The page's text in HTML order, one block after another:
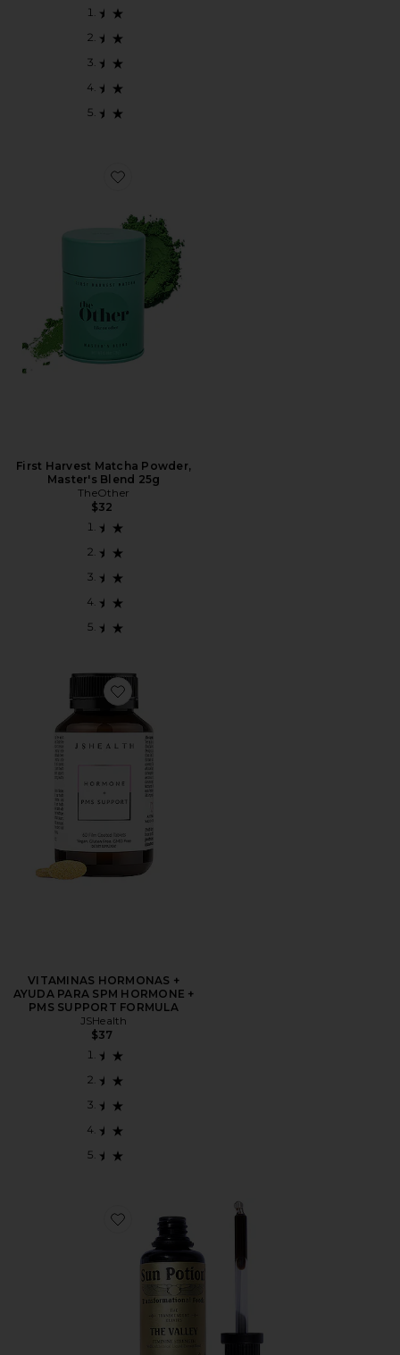
Favorite First Harvest Matcha Powder, Master's Blend
First Harvest Matcha Powder,
Master's Blend 25g
TheOther
$32
Favorite VITAMINAS HORMONAS + AYUDA PARA
VITAMINAS HORMONAS +
AYUDA PARA SPM HORMONE +
PMS SUPPORT FORMULA
JSHealth
$37
Favorite COMPLEMENTO VALLEY